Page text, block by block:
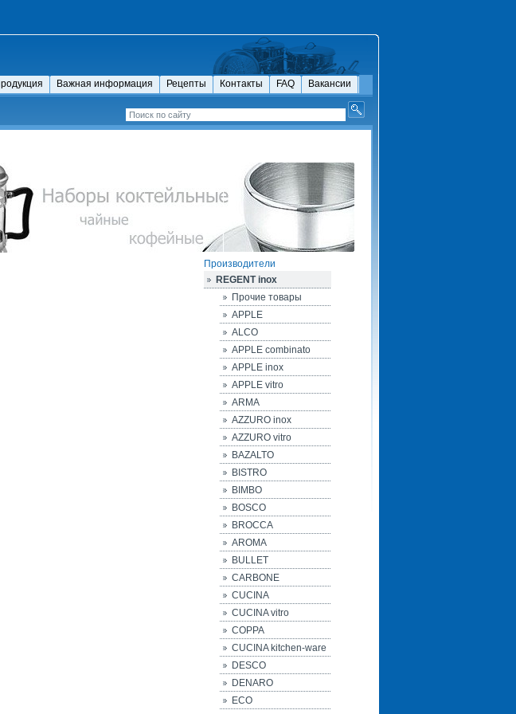
Важная информация Рецепты Контакты FAQ Вакансии
Производители
REGENT inox
Прочие товары
APPLE
ALCO
APPLE combinato
APPLE inox
APPLE vitro
ARMA
AZZURO inox
AZZURO vitro
BAZALTO
BISTRO
BIMBO
BOSCO
BROCCA
AROMA
BULLET
CARBONE
CUCINA
CUCINA vitro
COPPA
CUCINA kitchen-ware
DESCO
DENARO
ECO